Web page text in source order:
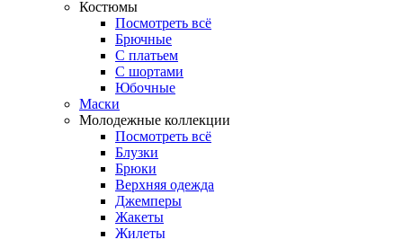
Костюмы
Посмотреть всё
Брючные
С платьем
С шортами
Юбочные
Маски
Молодежные коллекции
Посмотреть всё
Блузки
Брюки
Верхняя одежда
Джемперы
Жакеты
Жилеты